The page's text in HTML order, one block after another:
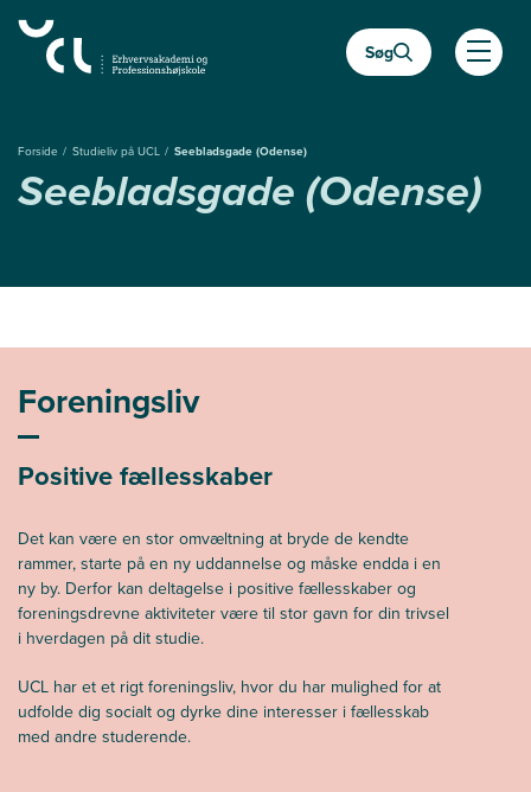
hovedindhold
Søg
Åben
Forside Studieliv på UCL Seebladsgade (Odense)
Seebladsgade (Odense)
Foreningsliv
Positive fællesskaber
Det kan være en stor omvæltning at bryde de kendte
rammer, starte på en ny uddannelse og måske endda i en
ny by. Derfor kan deltagelse i positive fællesskaber og
foreningsdrevne aktiviteter være til stor gavn for din trivsel
i hverdagen på dit studie.
UCL har et et rigt foreningsliv, hvor du har mulighed for at
udfolde dig socialt og dyrke dine interesser i fællesskab
med andre studerende.